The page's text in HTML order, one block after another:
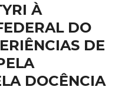
À
DO
DE
DOCÊNCIA